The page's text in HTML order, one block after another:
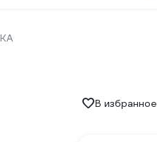
В избранное